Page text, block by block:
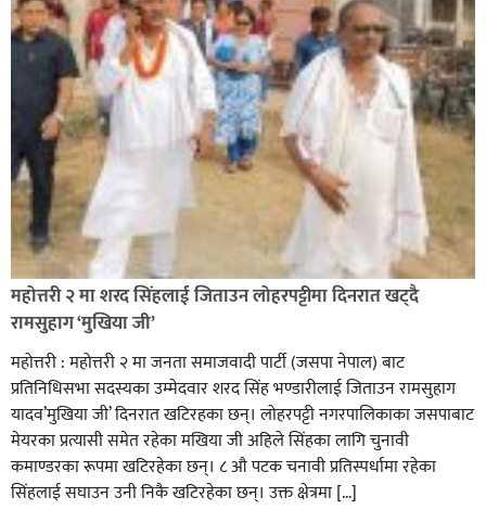
सिराहा-२ मा संजय यादव भिड्ने !
रक्तदान सेवामा जिल्लामै दोस्रो स्थान ल्याएकोमा जनमत नेताद्वय
रेडक्रस सिराहा द्वारा सम्मानित
महोत्तरी २ मा शरद सिंहलाई जिताउन लोहरपट्टीमा दिनरात खट्दै
रामसुहाग ‘मुखिया जी’
महोत्तरी : महोत्तरी २ मा जनता समाजवादी पार्टी (जसपा नेपाल) बाट
प्रतिनिधिसभा सदस्यका उम्मेदवार शरद सिंह भण्डारीलाई जिताउन रामसुहाग
यादव’मुखिया जी’ दिनरात खटिरहका छन्। लोहरपट्टी नगरपालिकाका जसपाबाट
मेयरका प्रत्यासी समेत रहेका मखिया जी अहिले सिंहका लागि चुनावी
कमाण्डरका रूपमा खटिरहेका छन्। ८ औ पटक चनावी प्रतिस्पर्धामा रहेका
सिंहलाई सघाउन उनी निकै खटिरहेका छन्। उक्त क्षेत्रमा […]